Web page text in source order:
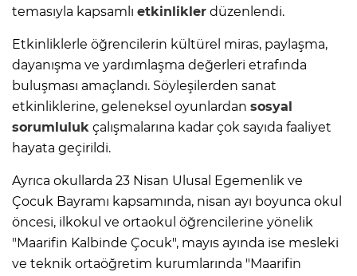
temasıyla kapsamlı etkinlikler düzenlendi.
Etkinliklerle öğrencilerin kültürel miras, paylaşma,
dayanışma ve yardımlaşma değerleri etrafında
buluşması amaçlandı. Söyleşilerden sanat
etkinliklerine, geleneksel oyunlardan sosyal
sorumluluk çalışmalarına kadar çok sayıda faaliyet
hayata geçirildi.
Ayrıca okullarda 23 Nisan Ulusal Egemenlik ve
Çocuk Bayramı kapsamında, nisan ayı boyunca okul
öncesi, ilkokul ve ortaokul öğrencilerine yönelik
"Maarifin Kalbinde Çocuk", mayıs ayında ise mesleki
ve teknik ortaöğretim kurumlarında "Maarifin